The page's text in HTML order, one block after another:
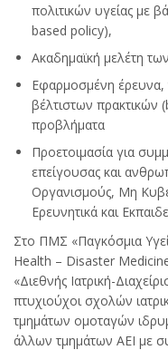
πολιτικών υγείας με
based policy),
Ακαδημαϊκή μελέτη
Εφαρμοσμένη έρευνα,
βέλτιστων
προβλήματα
Προετοιμασία για
επείγουσας και
Οργανισμούς, Μη
Ερευνητικά και
Στο ΠΜΣ «Παγκόσμια
Health – Disaster
«Διεθνής Ιατρική-
πτυχιούχοι σχολών
τμημάτων ομοταγών
άλλων τμημάτων ΑΕΙ με